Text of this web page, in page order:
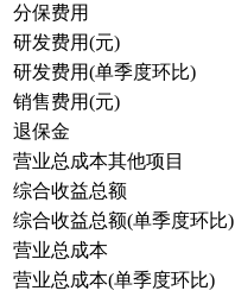
分保费用
研发费用(元)
研发费用(单季度环比)
销售费用(元)
退保金
营业总成本其他项目
综合收益总额
综合收益总额(单季度环比)
营业总成本
营业总成本(单季度环比)